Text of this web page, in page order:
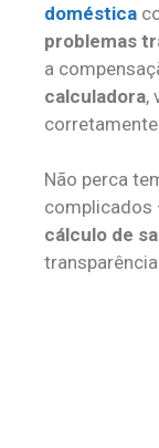
doméstica
problemas
a
calculadora,
Não perca
complicados
cálculo de